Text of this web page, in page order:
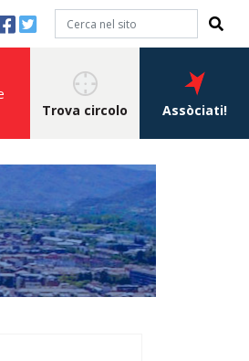
Trova circolo Assòciati!